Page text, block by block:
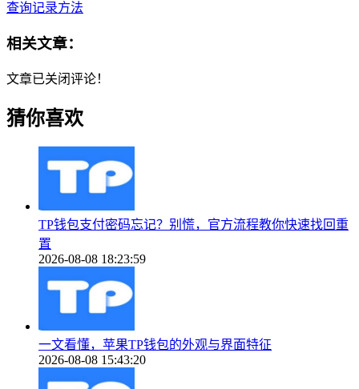
查询记录方法
相关文章：
文章已关闭评论！
猜你喜欢
TP钱包支付密码忘记？别慌，官方流程教你快速找回重
置
2026-08-08 18:23:59
一文看懂，苹果TP钱包的外观与界面特征
2026-08-08 15:43:20